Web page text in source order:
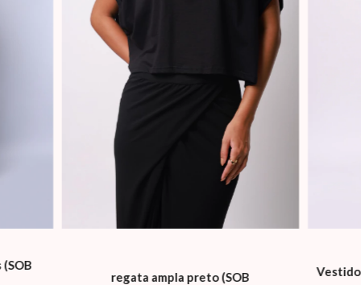
regata ampla preto (SOB
Vestido